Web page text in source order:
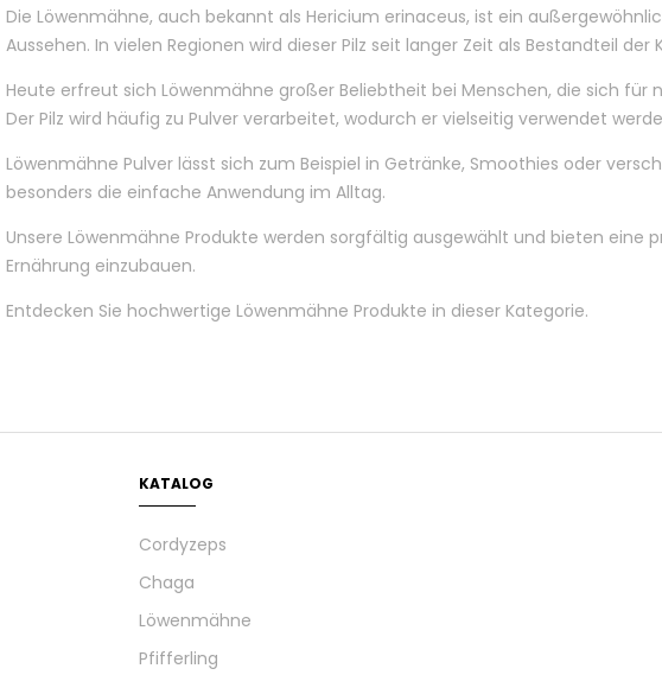
Die Löwenmähne, auch bekannt als Hericium erinaceus, ist ein
Aussehen. In vielen Regionen wird dieser Pilz seit langer Zeit als Bestandteil der
Heute erfreut sich Löwenmähne großer Beliebtheit bei Menschen, die sich für
Der Pilz wird häufig zu Pulver verarbeitet, wodurch er vielseitig verwendet
Löwenmähne Pulver lässt sich zum Beispiel in Getränke, Smoothies oder
besonders die einfache Anwendung im Alltag.
Unsere Löwenmähne Produkte werden sorgfältig ausgewählt und bieten eine
Ernährung einzubauen.
Entdecken Sie hochwertige Löwenmähne Produkte in dieser Kategorie.
KATALOG
Cordyzeps
Chaga
Löwenmähne
Pfifferling